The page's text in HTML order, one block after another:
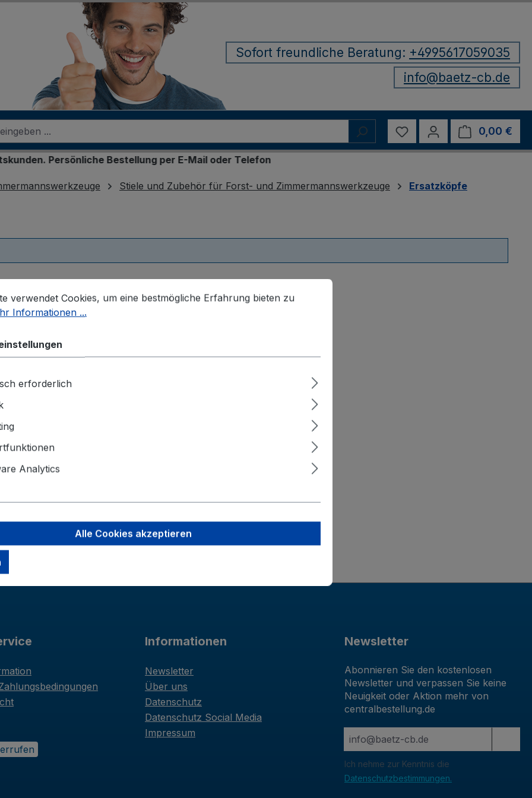
Sofort freundliche Beratung: +4995617059035
info@baetz-cb.de
Du hast 0 Produkte auf
0,00 €
Persönliche Bestellung per E-Mail oder Telefon
Stiele und Zubehör für Forst- und Zimmermannswerkzeuge Ersatzköpfe
Informationen
Newsletter
Über uns
Datenschutz
Datenschutz Social Media
Impressum
Newsletter
Abonnieren Sie den kostenlosen
Newsletter und verpassen Sie keine
Neuigkeit oder Aktion mehr von
centralbestellung.de
Ich nehme zur Kenntnis die
Datenschutzbestimmungen.
Cookies, um eine bestmögliche Erfahrung bieten zu können.
Mehr Informationen ...
verwendet Cookies, um eine bestmögliche Erfahrung bieten zu
Informationen ...
erforderlich
Analytics
Alle Cookies akzeptieren